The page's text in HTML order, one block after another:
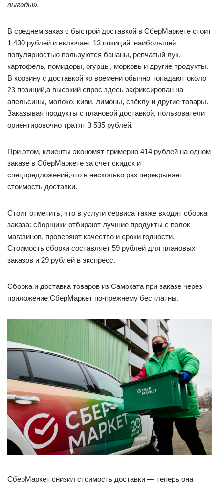
выгоды».
В среднем заказ с быстрой доставкой в СберМаркете стоит
1 430 рублей и включает 13 позиций: наибольшей
популярностью пользуются бананы, репчатый лук,
картофель, помидоры, огурцы, морковь и другие продукты.
В корзину с доставкой ко времени обычно попадают около
23 позиций,а высокий спрос здесь зафиксирован на
апельсины, молоко, киви, лимоны, свёклу и другие товары.
Заказывая продукты с плановой доставкой, пользователи
ориентировочно тратят 3 535 рублей.
При этом, клиенты экономят примерно 414 рублей на одном
заказе в СберМаркете за счет скидок и
спецпредложений,что в несколько раз перекрывает
стоимость доставки.
Стоит отметить, что в услуги сервиса также входит сборка
заказа: сборщики отбирают лучшие продукты с полок
магазинов, проверяют качество и сроки годности.
Стоимость сборки составляет 59 рублей для плановых
заказов и 29 рублей в экспресс.
Сборка и доставка товаров из Самоката при заказе через
приложение СберМаркет по-прежнему бесплатны.
СберМаркет снизил стоимость доставки — теперь она